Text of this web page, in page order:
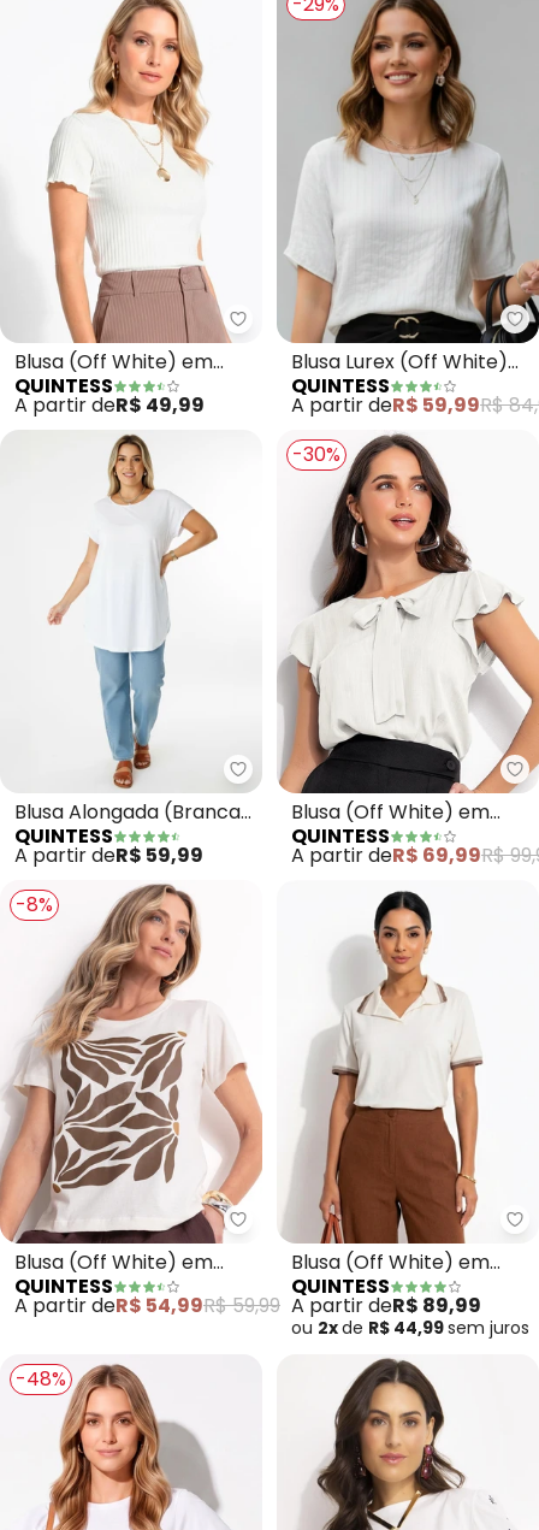
Quintess - Blusa (Off White)
Blusa (Off White) em
Malha Canelada
QUINTESS
A partir deR$ 49,99
Blusa Lurex (Off White)
em Viscose com
Poliéster
QUINTESS
A partir deR$ 59,99R$
Quintess - Blusa Alongada
Blusa Alongada (Branca)
com Barra Arredondada
QUINTESS
A partir deR$ 59,99
-30%
Blusa (Off White) em
Viscose Plana
QUINTESS
A partir deR$ 69,99R$
-8%
Quintess - Blusa (Off White)
Blusa (Off White) em
Malha de Algodão
QUINTESS
A partir deR$ 54,99R$ 59,99
Blusa (Off White) em
Malha de Algodão
QUINTESS
A partir deR$ 89,99
ou 2xde R$ 44,99sem juros
-48%